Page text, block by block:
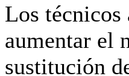
Los técnicos
aumentar el
sustitución